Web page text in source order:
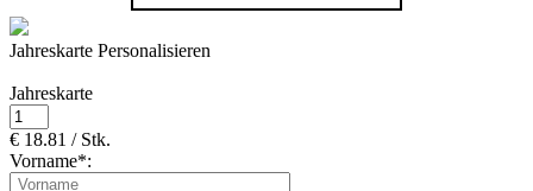
Jahreskarte Personalisieren
Jahreskarte
€ 18.81 / Stk.
Vorname*: